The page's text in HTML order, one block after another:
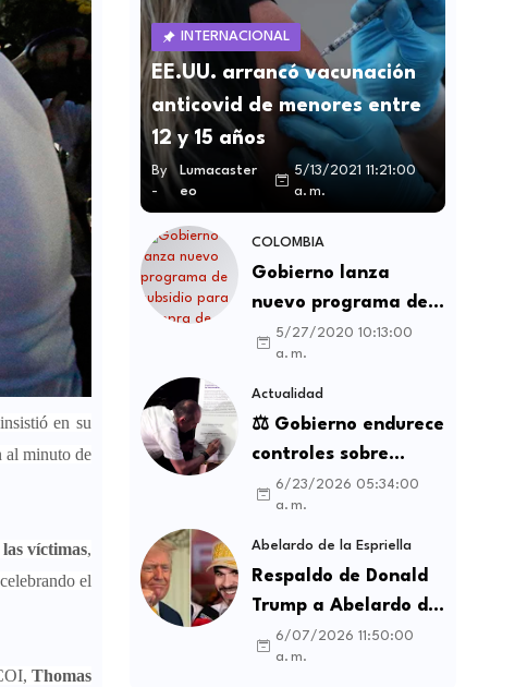
en su
al minuto de
víctimas,
el
Thomas
INTERNACIONAL
EE.UU. arrancó vacunación
anticovid de menores entre
12 y 15 años
By
-
Lumacaster
eo
5/13/2021 11:21:00
a. m.
COLOMBIA
Gobierno lanza
nuevo programa de
subsidio para compra
de vivienda VIS y no
VIS
5/27/2020 10:13:00
a. m.
Actualidad
⚖️ Gobierno endurece
controles sobre
contratos sindicales
y busca frenar la
intermediación
laboral ilegal
6/23/2026 05:34:00
a. m.
Abelardo de la Espriella
Respaldo de Donald
Trump a Abelardo de
la Espriella genera
debate sobre
6/07/2026 11:50:00
a. m.